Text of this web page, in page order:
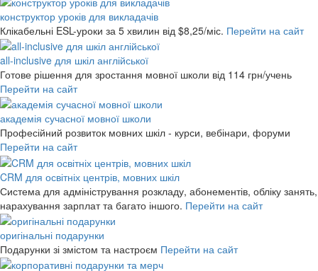
конструктор уроків для викладачів
Клікабельні ESL-уроки за 5 хвилин від $8,25/міс. Перейти на сайт
all-inclusive для шкіл англійської
Готове рішення для зростання мовної школи від 114 грн/учень
Перейти на сайт
академія сучасної мовної школи
Професійний розвиток мовних шкіл - курси, вебінари, форуми
Перейти на сайт
CRM для освітніх центрів, мовних шкіл
Система для адміністрування розкладу, абонементів, обліку занять,
нарахування зарплат та багато іншого. Перейти на сайт
оригінальні подарунки
Подарунки зі змістом та настроєм Перейти на сайт